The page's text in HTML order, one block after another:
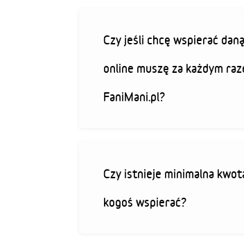
Czy jeśli chcę wspierać
online muszę za każdym
FaniMani.pl?
Czy istnieje minimalna
kogoś wspierać?